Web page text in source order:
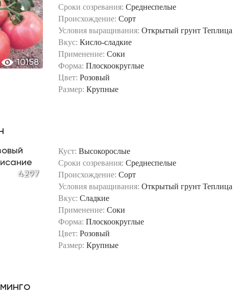
10158
Сроки созревания: Среднеспелые
Происхождение: Сорт
Условия выращивания: Открытый грунт Теплица
Вкус: Кисло-сладкие
Применение: Соки
Форма: Плоскоокруглые
Цвет: Розовый
Размер: Крупные
4297
Куст: Высокорослые
Сроки созревания: Среднеспелые
Происхождение: Сорт
Условия выращивания: Открытый грунт Теплица
Вкус: Сладкие
Применение: Соки
Форма: Плоскоокруглые
Цвет: Розовый
Размер: Крупные